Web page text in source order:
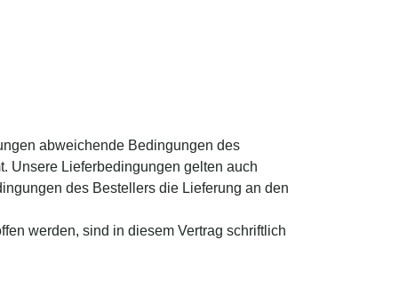
abweichende Bedingungen des
Unsere Lieferbedingungen gelten auch
des Bestellers die Lieferung an den
werden, sind in diesem Vertrag schriftlich